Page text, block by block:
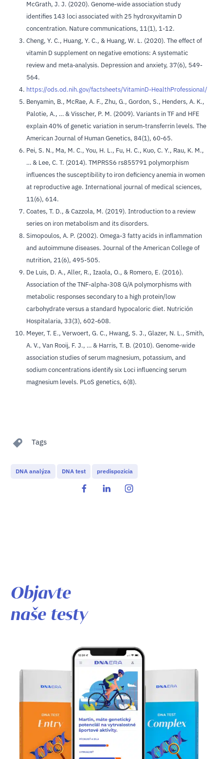
McGrath, J. J. (2020). Genome-wide association study
identifies 143 loci associated with 25 hydroxyvitamin D
concentration. Nature communications, 11(1), 1-12.
Cheng, Y. C., Huang, Y. C., & Huang, W. L. (2020). The effect of
vitamin D supplement on negative emotions: A systematic
review and meta‐analysis. Depression and anxiety, 37(6), 549-
564.
https://ods.od.nih.gov/factsheets/VitaminD-HealthProfessional/
Benyamin, B., McRae, A. F., Zhu, G., Gordon, S., Henders, A. K.,
Palotie, A., … & Visscher, P. M. (2009). Variants in TF and HFE
explain 40% of genetic variation in serum-transferrin levels. The
American Journal of Human Genetics, 84(1), 60-65.
Pei, S. N., Ma, M. C., You, H. L., Fu, H. C., Kuo, C. Y., Rau, K. M.,
… & Lee, C. T. (2014). TMPRSS6 rs855791 polymorphism
influences the susceptibility to iron deficiency anemia in women
at reproductive age. International journal of medical sciences,
11(6), 614.
Coates, T. D., & Cazzola, M. (2019). Introduction to a review
series on iron metabolism and its disorders.
Simopoulos, A. P. (2002). Omega-3 fatty acids in inflammation
and autoimmune diseases. Journal of the American College of
nutrition, 21(6), 495-505.
De Luis, D. A., Aller, R., Izaola, O., & Romero, E. (2016).
Association of the TNF-alpha-308 G/A polymorphisms with
metabolic responses secondary to a high protein/low
carbohydrate versus a standard hypocaloric diet. Nutrición
Hospitalaria, 33(3), 602-608.
Meyer, T. E., Verwoert, G. C., Hwang, S. J., Glazer, N. L., Smith,
A. V., Van Rooij, F. J., … & Harris, T. B. (2010). Genome-wide
association studies of serum magnesium, potassium, and
sodium concentrations identify six Loci influencing serum
magnesium levels. PLoS genetics, 6(8).
Tags
DNA analýza DNA test predispozicia
Objavte
naše testy